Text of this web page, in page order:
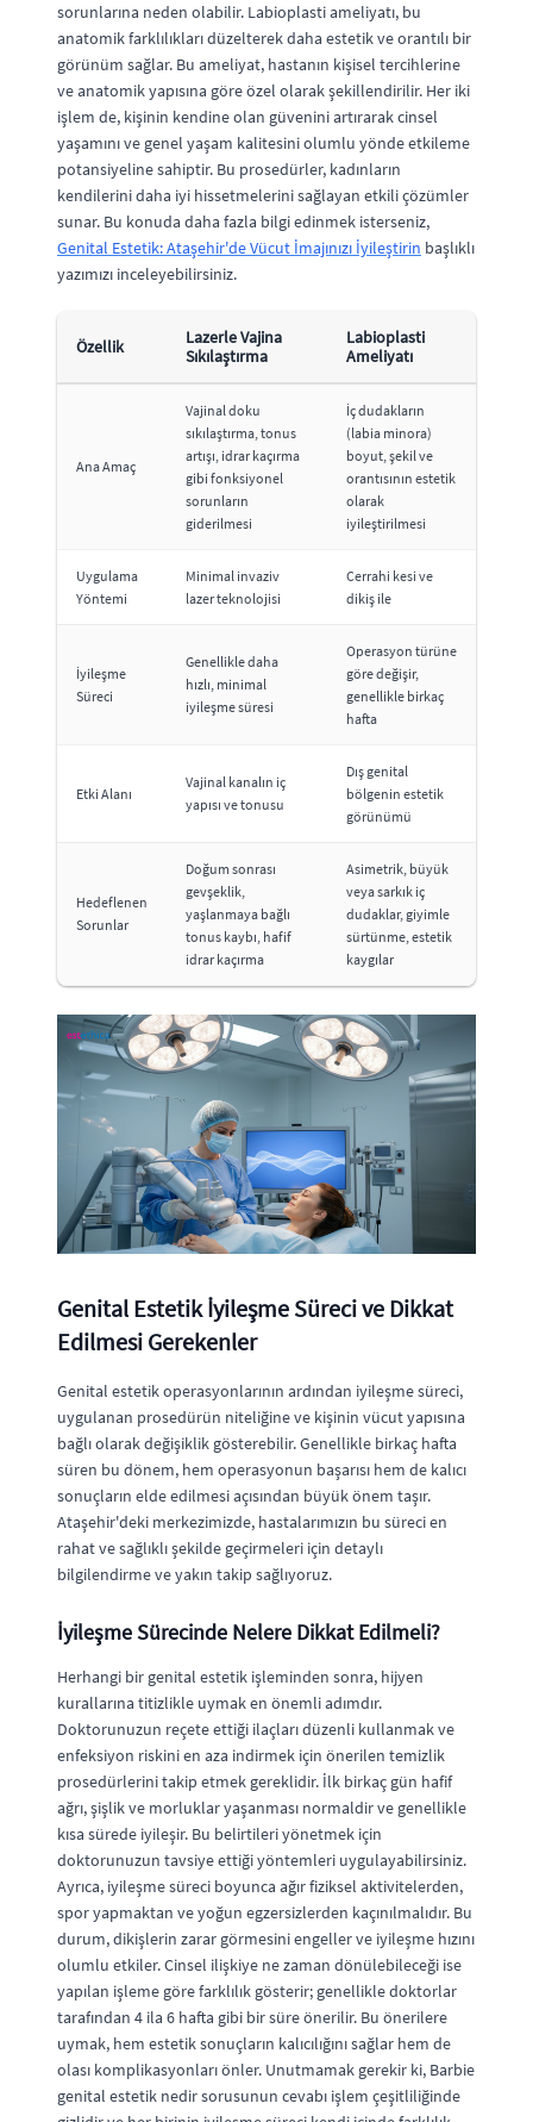
sorunlarına neden olabilir. Labioplasti ameliyatı, bu
anatomik farklılıkları düzelterek daha estetik ve orantılı bir
görünüm sağlar. Bu ameliyat, hastanın kişisel tercihlerine
ve anatomik yapısına göre özel olarak şekillendirilir. Her iki
işlem de, kişinin kendine olan güvenini artırarak cinsel
yaşamını ve genel yaşam kalitesini olumlu yönde etkileme
potansiyeline sahiptir. Bu prosedürler, kadınların
kendilerini daha iyi hissetmelerini sağlayan etkili çözümler
sunar. Bu konuda daha fazla bilgi edinmek isterseniz,
Genital Estetik: Ataşehir'de Vücut İmajınızı İyileştirin başlıklı
yazımızı inceleyebilirsiniz.
Özellik
Lazerle Vajina
Sıkılaştırma
Labioplasti
Ameliyatı
Ana Amaç
Vajinal doku
sıkılaştırma, tonus
artışı, idrar kaçırma
gibi fonksiyonel
sorunların
giderilmesi
İç dudakların
(labia minora)
boyut, şekil ve
orantısının estetik
olarak
iyileştirilmesi
Uygulama
Yöntemi
Minimal invaziv
lazer teknolojisi
Cerrahi kesi ve
dikiş ile
İyileşme
Süreci
Genellikle daha
hızlı, minimal
iyileşme süresi
Operasyon türüne
göre değişir,
genellikle birkaç
hafta
Etki Alanı
Vajinal kanalın iç
yapısı ve tonusu
Dış genital
bölgenin estetik
görünümü
Hedeflenen
Sorunlar
Doğum sonrası
gevşeklik,
yaşlanmaya bağlı
tonus kaybı, hafif
idrar kaçırma
Asimetrik, büyük
veya sarkık iç
dudaklar, giyimle
sürtünme, estetik
kaygılar
Genital Estetik İyileşme Süreci ve Dikkat
Edilmesi Gerekenler
Genital estetik operasyonlarının ardından iyileşme süreci,
uygulanan prosedürün niteliğine ve kişinin vücut yapısına
bağlı olarak değişiklik gösterebilir. Genellikle birkaç hafta
süren bu dönem, hem operasyonun başarısı hem de kalıcı
sonuçların elde edilmesi açısından büyük önem taşır.
Ataşehir'deki merkezimizde, hastalarımızın bu süreci en
rahat ve sağlıklı şekilde geçirmeleri için detaylı
bilgilendirme ve yakın takip sağlıyoruz.
İyileşme Sürecinde Nelere Dikkat Edilmeli?
Herhangi bir genital estetik işleminden sonra, hijyen
kurallarına titizlikle uymak en önemli adımdır.
Doktorunuzun reçete ettiği ilaçları düzenli kullanmak ve
enfeksiyon riskini en aza indirmek için önerilen temizlik
prosedürlerini takip etmek gereklidir. İlk birkaç gün hafif
ağrı, şişlik ve morluklar yaşanması normaldir ve genellikle
kısa sürede iyileşir. Bu belirtileri yönetmek için
doktorunuzun tavsiye ettiği yöntemleri uygulayabilirsiniz.
Ayrıca, iyileşme süreci boyunca ağır fiziksel aktivitelerden,
spor yapmaktan ve yoğun egzersizlerden kaçınılmalıdır. Bu
durum, dikişlerin zarar görmesini engeller ve iyileşme hızını
olumlu etkiler. Cinsel ilişkiye ne zaman dönülebileceği ise
yapılan işleme göre farklılık gösterir; genellikle doktorlar
tarafından 4 ila 6 hafta gibi bir süre önerilir. Bu önerilere
uymak, hem estetik sonuçların kalıcılığını sağlar hem de
olası komplikasyonları önler. Unutmamak gerekir ki, Barbie
genital estetik nedir sorusunun cevabı işlem çeşitliliğinde